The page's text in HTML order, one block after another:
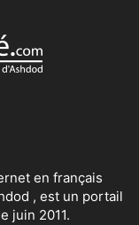
en français
, est un portail
juin 2011.